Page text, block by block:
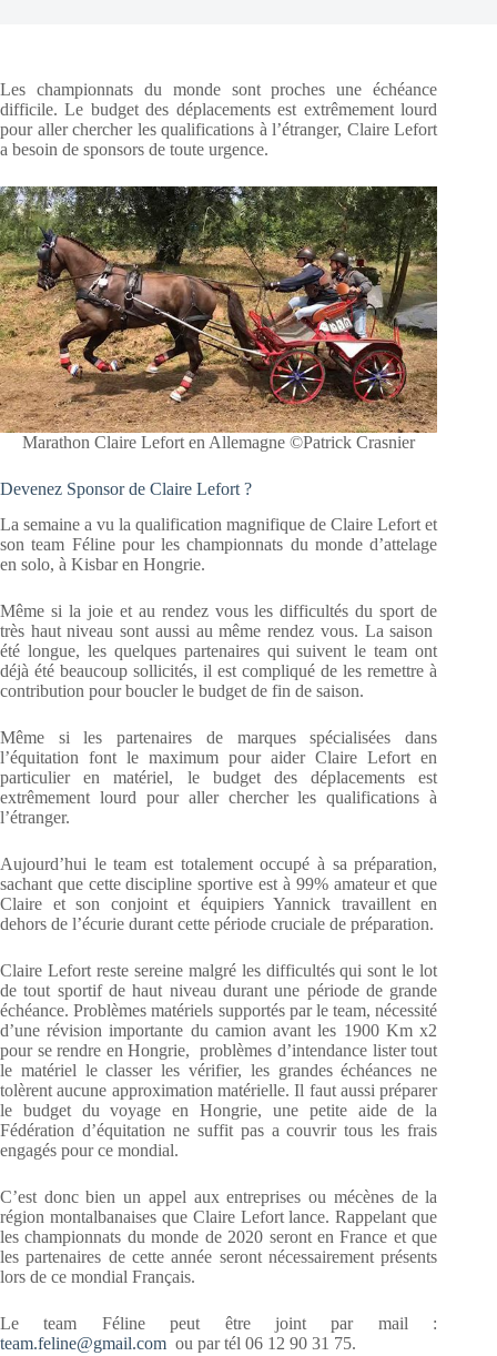
Les championnats du monde sont proches une échéance
difficile. Le budget des déplacements est extrêmement lourd
pour aller chercher les qualifications à l’étranger, Claire Lefort
a besoin de sponsors de toute urgence.
Marathon Claire Lefort en Allemagne ©Patrick Crasnier
Devenez Sponsor de Claire Lefort ?
La semaine a vu la qualification magnifique de Claire Lefort et
son team Féline pour les championnats du monde d’attelage
en solo, à Kisbar en Hongrie.
Même si la joie et au rendez vous les difficultés du sport de
très haut niveau sont aussi au même rendez vous. La saison
été longue, les quelques partenaires qui suivent le team ont
déjà été beaucoup sollicités, il est compliqué de les remettre à
contribution pour boucler le budget de fin de saison.
Même si les partenaires de marques spécialisées dans
l’équitation font le maximum pour aider Claire Lefort en
particulier en matériel, le budget des déplacements est
extrêmement lourd pour aller chercher les qualifications à
l’étranger.
Aujourd’hui le team est totalement occupé à sa préparation,
sachant que cette discipline sportive est à 99% amateur et que
Claire et son conjoint et équipiers Yannick travaillent en
dehors de l’écurie durant cette période cruciale de préparation.
Claire Lefort reste sereine malgré les difficultés qui sont le lot
de tout sportif de haut niveau durant une période de grande
échéance. Problèmes matériels supportés par le team, nécessité
d’une révision importante du camion avant les 1900 Km x2
pour se rendre en Hongrie, problèmes d’intendance lister tout
le matériel le classer les vérifier, les grandes échéances ne
tolèrent aucune approximation matérielle. Il faut aussi préparer
le budget du voyage en Hongrie, une petite aide de la
Fédération d’équitation ne suffit pas a couvrir tous les frais
engagés pour ce mondial.
C’est donc bien un appel aux entreprises ou mécènes de la
région montalbanaises que Claire Lefort lance. Rappelant que
les championnats du monde de 2020 seront en France et que
les partenaires de cette année seront nécessairement présents
lors de ce mondial Français.
Le team Féline peut être joint par mail :
team.feline@gmail.com ou par tél 06 12 90 31 75.